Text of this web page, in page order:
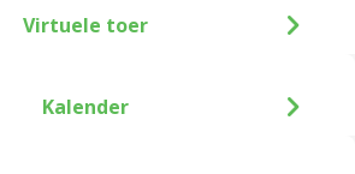
Virtuele toer
Kalender